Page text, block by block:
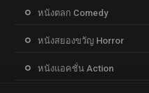
หนังตลก Comedy
หนังสยองขวัญ Horror
หนังแอคชั่น Action